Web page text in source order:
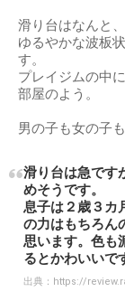
滑り台はなんと
ゆるやかな波板
す。
プレイジムの中
部屋のよう。
男の子も女の子
滑り台は急です
めそうです。
息子は２歳３カ
の力はもちろん
思います。色も
るとかわいいで
出典： https://